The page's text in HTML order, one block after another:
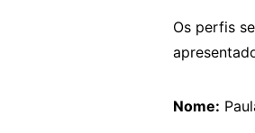
Os perfis
Nome: